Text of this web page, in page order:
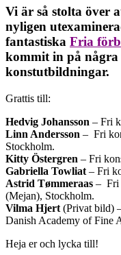
Vi är så stolta över
nyligen
fantastiska Fria
kommit in på några
konstutbildningar.
Grattis till:
Hedvig Johansson – Fri
Linn Andersson – Fri
Stockholm.
Kitty Östergren – Fri
Gabriella Towliat – Fri
Astrid Tømmeraas – Fri
(Mejan), Stockholm.
Vilma Hjert (Privat bild)
Danish Academy of Fine
Heja er och lycka till!